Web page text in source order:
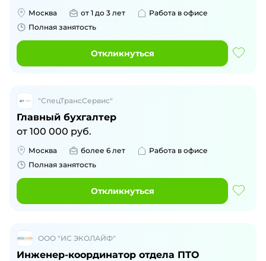
Москва от 1 до 3 лет
Работа в офисе
Полная занятость
Откликнуться
"СпецТрансСервис"
Главный бухгалтер
от 100 000 руб.
Москва более 6 лет
Работа в офисе
Полная занятость
Откликнуться
ООО "ИС ЭКОЛАЙФ"
Инженер-координатор отдела ПТО